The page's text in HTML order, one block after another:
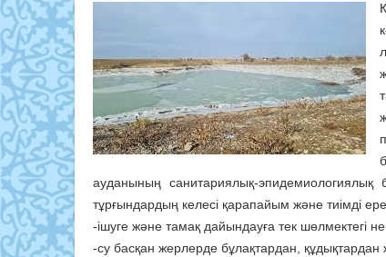
ауданының санитариялық-
тұрғындардың келесі қарапайым және тиімді
-ішуге және тамақ дайындауға тек шөлмектегі
-су басқан жерлерде бұлақтардан,